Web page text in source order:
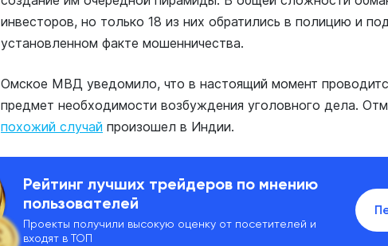
инвесторов, но только 18 из них обратились в полицию и
установленном факте мошенничества.
Омское МВД уведомило, что в настоящий момент
предмет необходимости возбуждения уголовного дела.
похожий случай произошел в Индии.
Рейтинг лучших трейдеров по мнению
пользователей
Проекты получили высокую оценку от посетителей и
входят в ТОП